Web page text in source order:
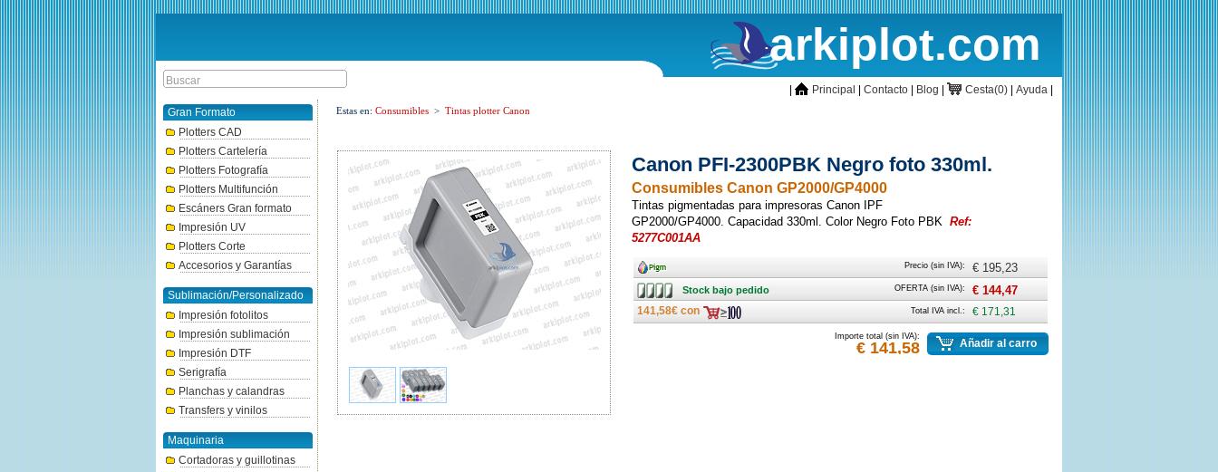
arkiplot.com
inicioPrincipal Contacto Blog CestaCesta(0) Ayuda
Gran Formato
Plotters CAD
Plotters Cartelería
Plotters Fotografía
Plotters Multifunción
Escáners Gran formato
Impresión UV
Plotters Corte
Accesorios y Garantías
Sublimación/Personalizado
Impresión fotolitos
Impresión sublimación
Impresión DTF
Serigrafía
Planchas y calandras
Transfers y vinilos
Maquinaria
Cortadoras y guillotinas
Estas en: Consumibles > Tintas plotter Canon
Canon PFI-2300PBK Negro foto 330ml.
Consumibles Canon GP2000/GP4000
Tintas pigmentadas para impresoras Canon IPF
GP2000/GP4000. Capacidad 330ml. Color Negro Foto PBK Ref:
5277C001AA
Ancho Precio (sin IVA): € 195,23
Stock
bajo
pedido
Stock bajo pedido OFERTA (sin IVA): € 144,47
141,58€ con Total IVA incl.: € 171,31
Importe total (sin IVA):
€ 141,58 Añadir al carro